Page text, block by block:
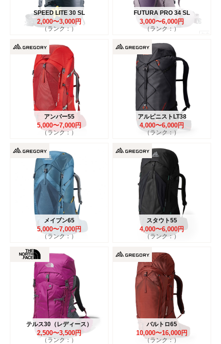
SPEED LITE 30 SL
2,000〜3,000円
（ランク：）
FUTURA PRO 34 SL
3,000〜6,000円
（ランク：）
アンバー55
5,000〜7,000円
（ランク：）
アルピニストLT38
4,000〜6,000円
（ランク：）
メイブン65
5,000〜7,000円
（ランク：）
スタウト55
4,000〜6,000円
（ランク：）
テルス30（レディース）
2,500〜3,500円
（ランク：）
バルトロ65
10,000〜16,000円
（ランク：）